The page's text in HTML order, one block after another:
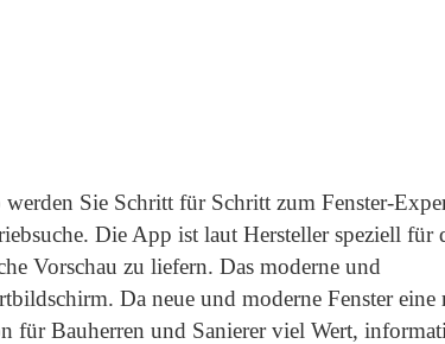
Sie Schritt für Schritt zum Fenster-
Die App ist laut Hersteller speziell für
Vorschau zu liefern. Das moderne und
Da neue und moderne Fenster eine
für Bauherren und Sanierer viel Wert,